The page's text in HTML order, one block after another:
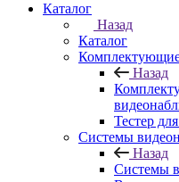
Каталог
Назад
Каталог
Назад
Тестер
Системы
Назад
Системы